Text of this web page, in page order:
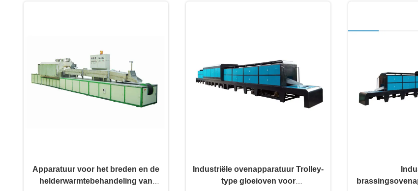
Apparatuur voor het breden en de
helderwarmtebehandeling van
Industriële ovenapparatuur Trolley-
type gloeioven voor